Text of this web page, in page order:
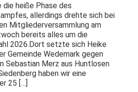
heiße Phase des
allerdings drehte sich bei
Mitgliederversammlung am
bereits alles um die
2026.Dort setzte sich Heike
Gemeinde Wedemark gegen
Sebastian Merz aus Huntlosen
haben wir eine
25 […]